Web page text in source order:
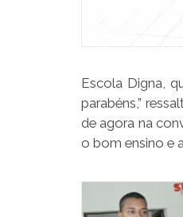
Escola Digna,
parabéns,”
de agora na
o bom ensino e